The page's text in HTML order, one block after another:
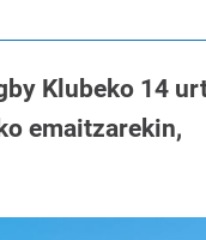
Klubeko 14
emaitzarekin,